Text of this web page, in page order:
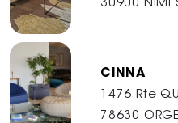
30900
CINNA
1476 Rte
78630